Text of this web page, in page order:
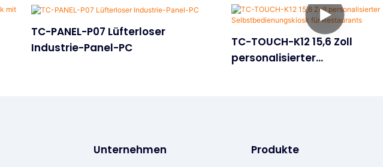
TC-PANEL-P07 Lüfterloser
Industrie-Panel-PC
TC-TOUCH-K12 15,6 Zoll
personalisierter
Unternehmen Produkte